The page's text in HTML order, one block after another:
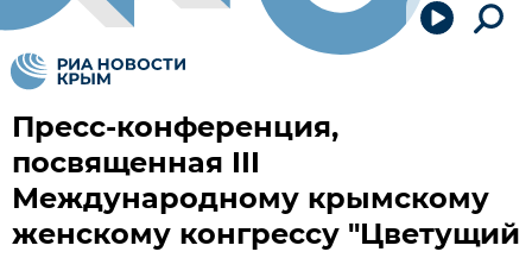
Пресс-конференция,
посвященная III
Международному крымскому
женскому конгрессу "Цветущий